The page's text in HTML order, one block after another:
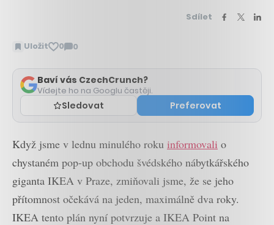
Sdílet
Uložit 0 0
Zobrazit
Baví vás CzechCrunch?
Vídejte ho na Googlu častěji.
Sledovat Preferovat
Když jsme v lednu minulého roku informovali o
chystaném pop-up obchodu švédského nábytkářského
giganta IKEA v Praze, zmiňovali jsme, že se jeho
přítomnost očekává na jeden, maximálně dva roky.
IKEA tento plán nyní potvrzuje a IKEA Point na